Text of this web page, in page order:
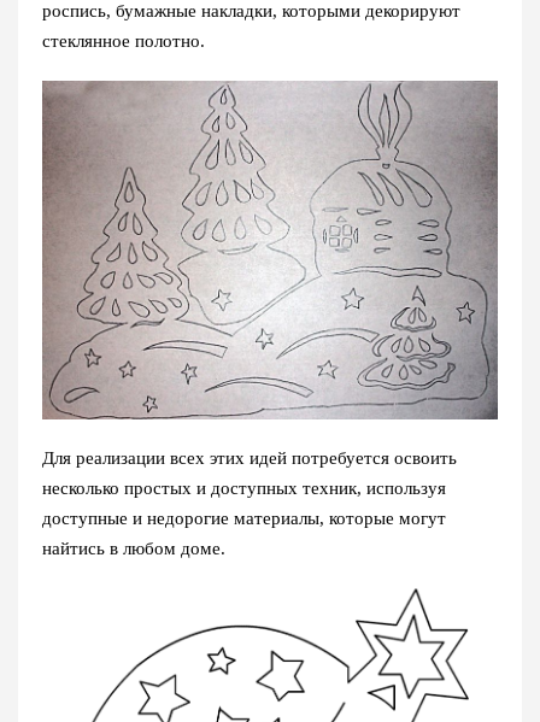
роспись, бумажные накладки, которыми декорируют
стеклянное полотно.
Для реализации всех этих идей потребуется освоить
несколько простых и доступных техник, используя
доступные и недорогие материалы, которые могут
найтись в любом доме.